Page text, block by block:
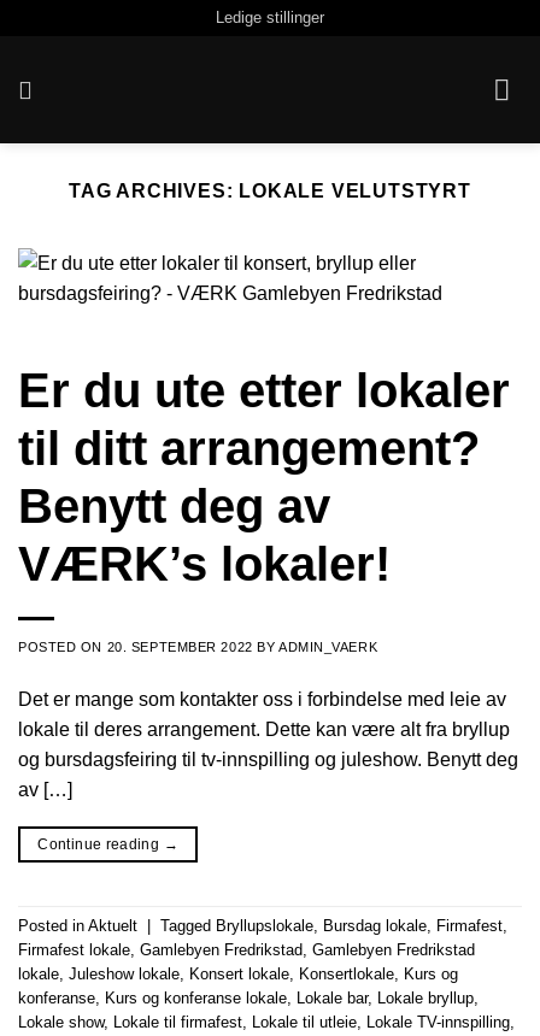
Ledige stillinger
TAG ARCHIVES: LOKALE VELUTSTYRT
Er du ute etter lokaler
til ditt arrangement?
Benytt deg av
VÆRK’s lokaler!
POSTED ON 20. SEPTEMBER 2022 BY ADMIN_VAERK
Det er mange som kontakter oss i forbindelse med leie av
lokale til deres arrangement. Dette kan være alt fra bryllup
og bursdagsfeiring til tv-innspilling og juleshow. Benytt deg
av […]
Continue reading →
Posted in Aktuelt Tagged Bryllupslokale, Bursdag lokale, Firmafest,
Firmafest lokale, Gamlebyen Fredrikstad, Gamlebyen Fredrikstad
lokale, Juleshow lokale, Konsert lokale, Konsertlokale, Kurs og
konferanse, Kurs og konferanse lokale, Lokale bar, Lokale bryllup,
Lokale show, Lokale til firmafest, Lokale til utleie, Lokale TV-innspilling,